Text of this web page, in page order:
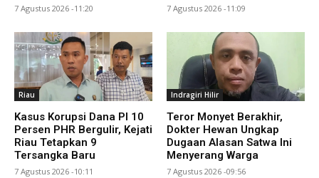
7 Agustus 2026 -11:20 7 Agustus 2026 -11:09
Riau
Kasus Korupsi Dana PI 10
Persen PHR Bergulir, Kejati
Riau Tetapkan 9
Tersangka Baru
7 Agustus 2026 -10:11
Indragiri Hilir
Teror Monyet Berakhir,
Dokter Hewan Ungkap
Dugaan Alasan Satwa Ini
Menyerang Warga
7 Agustus 2026 -09:56